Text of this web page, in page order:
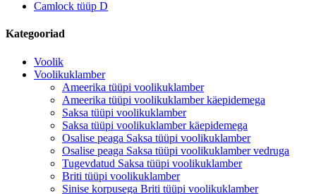
Camlock tüüp D
Kategooriad
Voolik
Voolikuklamber
Ameerika tüüpi voolikuklamber
Ameerika tüüpi voolikuklamber käepidemega
Saksa tüüpi voolikuklamber
Saksa tüüpi voolikuklamber käepidemega
Osalise peaga Saksa tüüpi voolikuklamber
Osalise peaga Saksa tüüpi voolikuklamber vedruga
Tugevdatud Saksa tüüpi voolikuklamber
Briti tüüpi voolikuklamber
Sinise korpusega Briti tüüpi voolikuklamber